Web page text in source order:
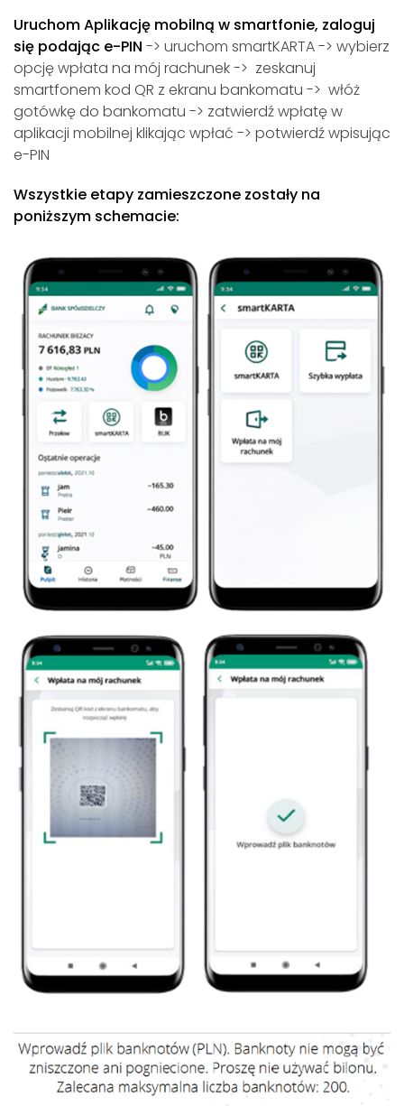
Uruchom Aplikację mobilną w smartfonie, zaloguj
się podając e-PIN -> uruchom smartKARTA -> wybierz
opcję wpłata na mój rachunek -> zeskanuj
smartfonem kod QR z ekranu bankomatu -> włóż
gotówkę do bankomatu -> zatwierdź wpłatę w
aplikacji mobilnej klikając wpłać -> potwierdź wpisując
e-PIN
Wszystkie etapy zamieszczone zostały na
poniższym schemacie: